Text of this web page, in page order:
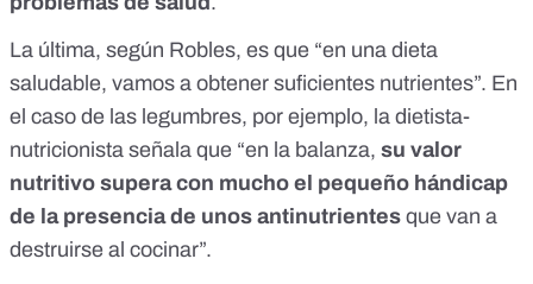
La última, según Robles, es que “en una dieta
saludable, vamos a obtener suficientes nutrientes”. En
el caso de las legumbres, por ejemplo, la dietista-
nutricionista señala que “en la balanza, su valor
nutritivo supera con mucho el pequeño hándicap
de la presencia de unos antinutrientes que van a
destruirse al cocinar”.